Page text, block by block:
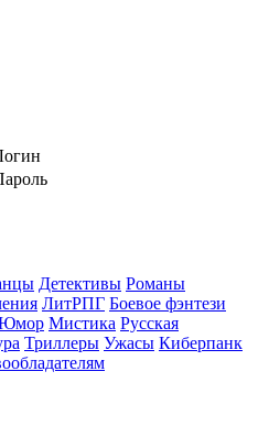
Детективы Романы
ЛитРПГ Боевое фэнтези
Мистика Русская
Триллеры Ужасы Киберпанк